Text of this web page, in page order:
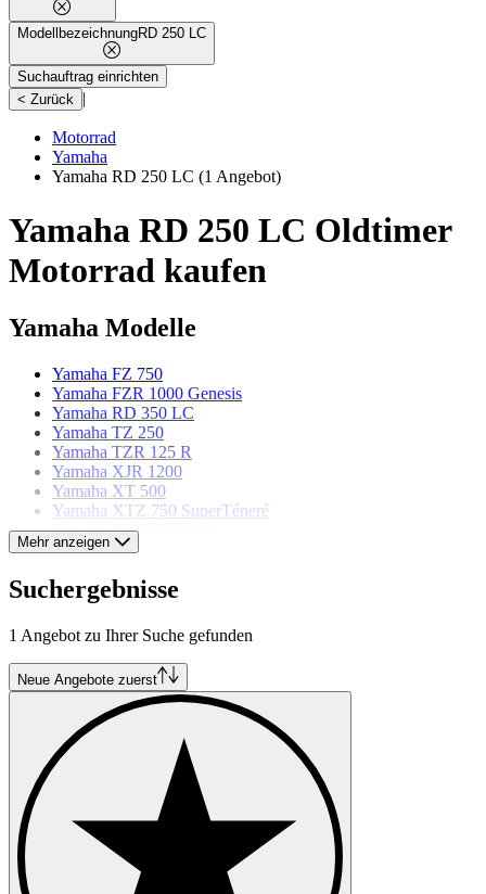
ModellbezeichnungRD 250 LC
Suchauftrag einrichten
< Zurück |
Motorrad
Yamaha
Yamaha RD 250 LC (1 Angebot)
Yamaha RD 250 LC Oldtimer
Motorrad kaufen
Yamaha Modelle
Yamaha FZ 750
Yamaha FZR 1000 Genesis
Yamaha RD 350 LC
Yamaha TZ 250
Yamaha TZR 125 R
Yamaha XJR 1200
Yamaha XT 500
Yamaha XTZ 750 SuperTéneré
Yamaha XV535 Virago
Yamaha YZ 125
Yamaha YZF 600 R6
Mehr anzeigen
Suchergebnisse
1 Angebot zu Ihrer Suche gefunden
Neue Angebote zuerst